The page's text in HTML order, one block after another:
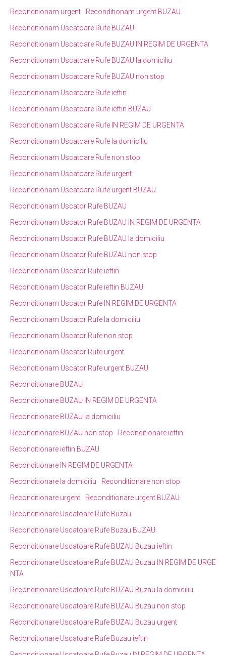
Reconditionam urgent
Reconditionam urgent BUZAU
Reconditionam Uscatoare Rufe BUZAU
Reconditionam Uscatoare Rufe BUZAU IN REGIM DE URGENTA
Reconditionam Uscatoare Rufe BUZAU la domiciliu
Reconditionam Uscatoare Rufe BUZAU non stop
Reconditionam Uscatoare Rufe ieftin
Reconditionam Uscatoare Rufe ieftin BUZAU
Reconditionam Uscatoare Rufe IN REGIM DE URGENTA
Reconditionam Uscatoare Rufe la domiciliu
Reconditionam Uscatoare Rufe non stop
Reconditionam Uscatoare Rufe urgent
Reconditionam Uscatoare Rufe urgent BUZAU
Reconditionam Uscator Rufe BUZAU
Reconditionam Uscator Rufe BUZAU IN REGIM DE URGENTA
Reconditionam Uscator Rufe BUZAU la domiciliu
Reconditionam Uscator Rufe BUZAU non stop
Reconditionam Uscator Rufe ieftin
Reconditionam Uscator Rufe ieftin BUZAU
Reconditionam Uscator Rufe IN REGIM DE URGENTA
Reconditionam Uscator Rufe la domiciliu
Reconditionam Uscator Rufe non stop
Reconditionam Uscator Rufe urgent
Reconditionam Uscator Rufe urgent BUZAU
Reconditionare BUZAU
Reconditionare BUZAU IN REGIM DE URGENTA
Reconditionare BUZAU la domiciliu
Reconditionare BUZAU non stop
Reconditionare ieftin
Reconditionare ieftin BUZAU
Reconditionare IN REGIM DE URGENTA
Reconditionare la domiciliu
Reconditionare non stop
Reconditionare urgent
Reconditionare urgent BUZAU
Reconditionare Uscatoare Rufe Buzau
Reconditionare Uscatoare Rufe Buzau BUZAU
Reconditionare Uscatoare Rufe BUZAU Buzau ieftin
Reconditionare Uscatoare Rufe BUZAU Buzau IN REGIM DE URGE
NTA
Reconditionare Uscatoare Rufe BUZAU Buzau la domiciliu
Reconditionare Uscatoare Rufe BUZAU Buzau non stop
Reconditionare Uscatoare Rufe BUZAU Buzau urgent
Reconditionare Uscatoare Rufe Buzau ieftin